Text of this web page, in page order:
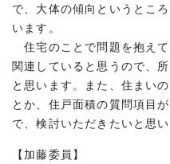
で、大体の傾向というとこ
います。
住宅のことで問題を抱え
関連していると思うので、
と思います。また、住まい
とか、住戸面積の質問項目
で、検討いただきたいと思い
【加藤委員】